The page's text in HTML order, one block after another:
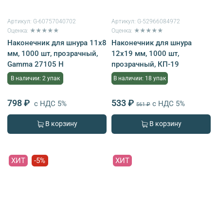
Артикул: G-60757040702
Оценка: ★★★★★
Наконечник для шнура 11х8
мм, 1000 шт, прозрачный,
Gamma 27105 Н
В наличии: 2 упак
798 ₽ с НДС 5%
В корзину
Артикул: G-52966084972
Оценка: ★★★★★
Наконечник для шнура
12х19 мм, 1000 шт,
прозрачный, КП-19
В наличии: 18 упак
533 ₽ 561 ₽ с НДС 5%
В корзину
ХИТ -5% ХИТ